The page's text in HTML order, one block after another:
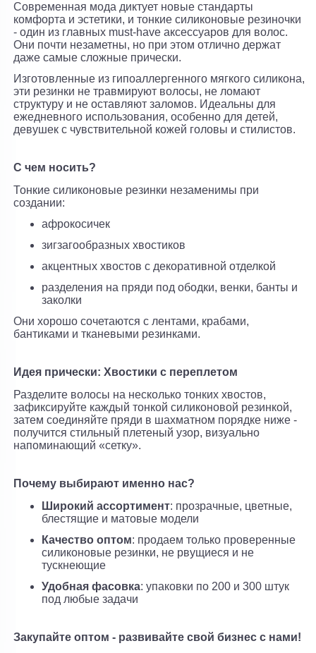
Современная мода диктует новые стандарты
комфорта и эстетики, и тонкие силиконовые резиночки
- один из главных must-have аксессуаров для волос.
Они почти незаметны, но при этом отлично держат
даже самые сложные прически.
Изготовленные из гипоаллергенного мягкого силикона,
эти резинки не травмируют волосы, не ломают
структуру и не оставляют заломов. Идеальны для
ежедневного использования, особенно для детей,
девушек с чувствительной кожей головы и стилистов.
С чем носить?
Тонкие силиконовые резинки незаменимы при
создании:
афрокосичек
зигзагообразных хвостиков
акцентных хвостов с декоративной отделкой
разделения на пряди под ободки, венки, банты и
заколки
Они хорошо сочетаются с лентами, крабами,
бантиками и тканевыми резинками.
Идея прически: Хвостики с переплетом
Разделите волосы на несколько тонких хвостов,
зафиксируйте каждый тонкой силиконовой резинкой,
затем соединяйте пряди в шахматном порядке ниже -
получится стильный плетеный узор, визуально
напоминающий «сетку».
Почему выбирают именно нас?
Широкий ассортимент: прозрачные, цветные,
блестящие и матовые модели
Качество оптом: продаем только проверенные
силиконовые резинки, не рвущиеся и не
тускнеющие
Удобная фасовка: упаковки по 200 и 300 штук
под любые задачи
Закупайте оптом - развивайте свой бизнес с нами!